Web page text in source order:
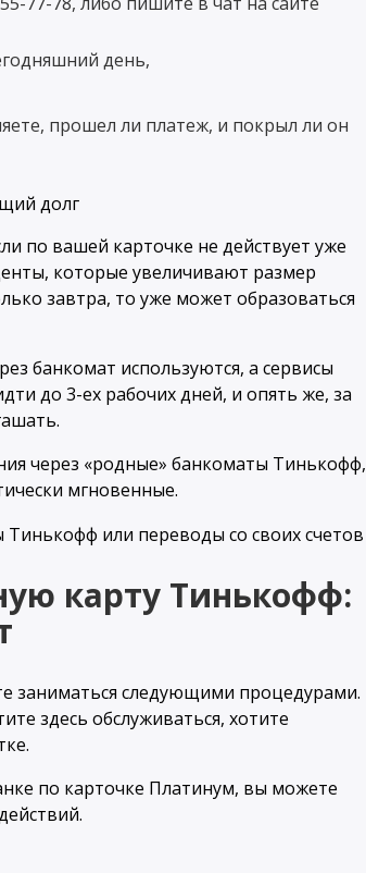
день,
прошел ли платеж, и покрыл ли он
по вашей карточке не действует уже
которые увеличивают размер
завтра, то уже может образоваться
банкомат используются, а сервисы
до 3-ех рабочих дней, и опять же, за
через «родные» банкоматы Тинькофф,
мгновенные.
карту Тинькофф:
заниматься следующими процедурами.
здесь обслуживаться, хотите
по карточке Платинум, вы можете